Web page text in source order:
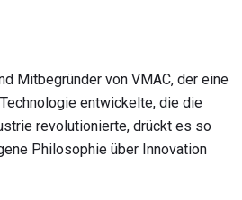
Mitbegründer von VMAC, der eine
entwickelte, die die
revolutionierte, drückt es so
Philosophie über Innovation